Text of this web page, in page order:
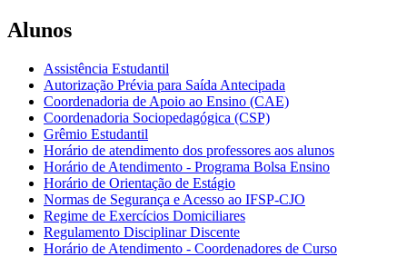
Alunos
Assistência Estudantil
Autorização Prévia para Saída Antecipada
Coordenadoria de Apoio ao Ensino (CAE)
Coordenadoria Sociopedagógica (CSP)
Grêmio Estudantil
Horário de atendimento dos professores aos alunos
Horário de Atendimento - Programa Bolsa Ensino
Horário de Orientação de Estágio
Normas de Segurança e Acesso ao IFSP-CJO
Regime de Exercícios Domiciliares
Regulamento Disciplinar Discente
Horário de Atendimento - Coordenadores de Curso